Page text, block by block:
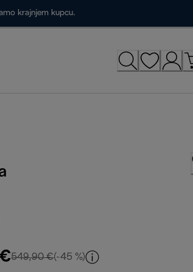
krajnjem kupcu.
549,90 €izvorna cijena 549,90 €
(-45 %)